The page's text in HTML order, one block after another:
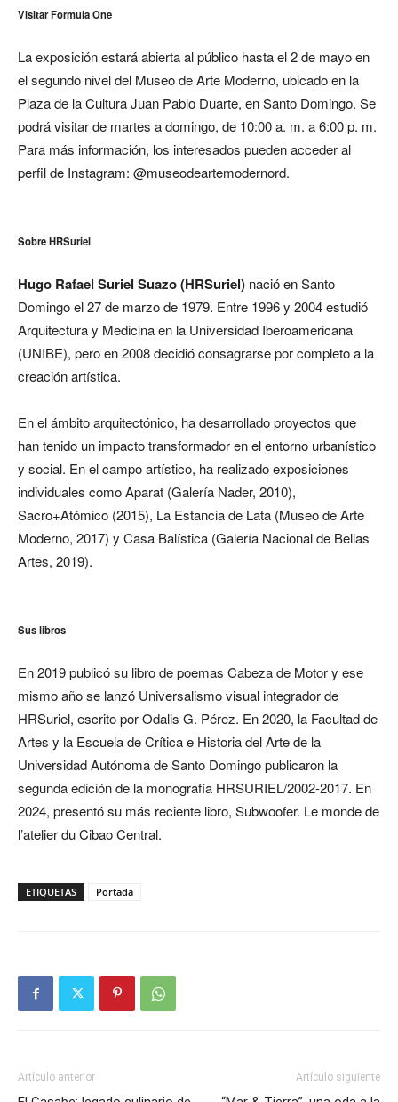
Visitar Formula One
La exposición estará abierta al público hasta el 2 de mayo en
el segundo nivel del Museo de Arte Moderno, ubicado en la
Plaza de la Cultura Juan Pablo Duarte, en Santo Domingo. Se
podrá visitar de martes a domingo, de 10:00 a. m. a 6:00 p. m.
Para más información, los interesados pueden acceder al
perfil de Instagram: @museodeartemodernord.
Sobre HRSuriel
Hugo Rafael Suriel Suazo (HRSuriel) nació en Santo
Domingo el 27 de marzo de 1979. Entre 1996 y 2004 estudió
Arquitectura y Medicina en la Universidad Iberoamericana
(UNIBE), pero en 2008 decidió consagrarse por completo a la
creación artística.
En el ámbito arquitectónico, ha desarrollado proyectos que
han tenido un impacto transformador en el entorno urbanístico
y social. En el campo artístico, ha realizado exposiciones
individuales como Aparat (Galería Nader, 2010),
Sacro+Atómico (2015), La Estancia de Lata (Museo de Arte
Moderno, 2017) y Casa Balística (Galería Nacional de Bellas
Artes, 2019).
Sus libros
En 2019 publicó su libro de poemas Cabeza de Motor y ese
mismo año se lanzó Universalismo visual integrador de
HRSuriel, escrito por Odalis G. Pérez. En 2020, la Facultad de
Artes y la Escuela de Crítica e Historia del Arte de la
Universidad Autónoma de Santo Domingo publicaron la
segunda edición de la monografía HRSURIEL/2002-2017. En
2024, presentó su más reciente libro, Subwoofer. Le monde de
l’atelier du Cibao Central.
ETIQUETAS Portada
Artículo anterior Artículo siguiente